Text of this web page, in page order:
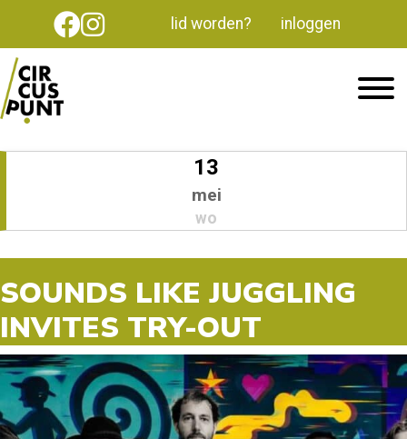
lid worden? inloggen
13
mei
wo
SOUNDS LIKE JUGGLING
INVITES TRY-OUT